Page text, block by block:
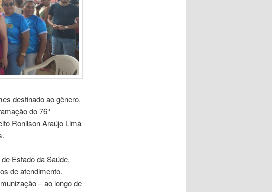
destinado ao gênero,
do 76°
Ronilson Araújo Lima
Estado da Saúde,
de atendimento.
– ao longo de